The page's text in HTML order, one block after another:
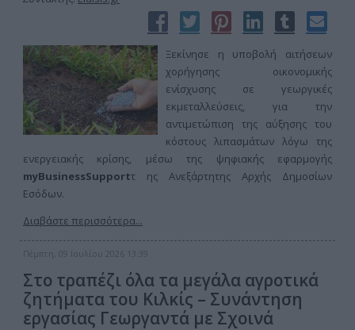
Ξεκίνησε η υποβολή αιτήσεων
χορήγησης οικονομικής
ενίσχυσης σε γεωργικές
εκμεταλλεύσεις, για την
αντιμετώπιση της αύξησης του
κόστους λιπασμάτων λόγω της
ενεργειακής κρίσης, μέσω της ψηφιακής εφαρμογής
myBusinessSupportτ ης Ανεξάρτητης Αρχής Δημοσίων
Εσόδων.
Διαβάστε περισσότερα...
Πέμπτη, 09 Ιουλίου 2026 13:39
Στο τραπέζι όλα τα μεγάλα αγροτικά
ζητήματα του Κιλκίς – Συνάντηση
εργασίας Γεωργαντά με Σχοινά